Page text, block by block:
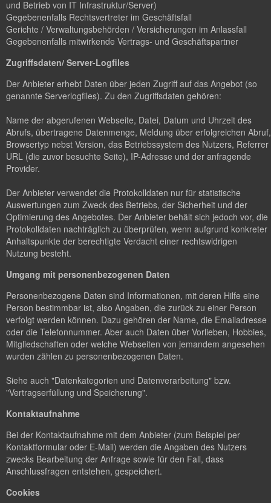
und Betrieb von IT Infrastruktur/Server)
Gegebenenfalls Rechtsvertreter im Geschäftsfall
Gerichte / Verwaltungsbehörden / Versicherungen im Anlassfall
Gegebenenfalls mitwirkende Vertrags- und Geschäftspartner
Zugriffsdaten/ Server-Logfiles
Der Anbieter erhebt Daten über jeden Zugriff auf das Angebot (so
genannte Serverlogfiles). Zu den Zugriffsdaten gehören:
Name der abgerufenen Webseite, Datei, Datum und Uhrzeit des
Abrufs, übertragene Datenmenge, Meldung über erfolgreichen Abruf,
Browsertyp nebst Version, das Betriebssystem des Nutzers, Referrer
URL (die zuvor besuchte Seite), IP-Adresse und der anfragende
Provider.
Der Anbieter verwendet die Protokolldaten nur für statistische
Auswertungen zum Zweck des Betriebs, der Sicherheit und der
Optimierung des Angebotes. Der Anbieter behält sich jedoch vor, die
Protokolldaten nachträglich zu überprüfen, wenn aufgrund konkreter
Anhaltspunkte der berechtigte Verdacht einer rechtswidrigen
Nutzung besteht.
Umgang mit personenbezogenen Daten
Personenbezogene Daten sind Informationen, mit deren Hilfe eine
Person bestimmbar ist, also Angaben, die zurück zu einer Person
verfolgt werden können. Dazu gehören der Name, die Emailadresse
oder die Telefonnummer. Aber auch Daten über Vorlieben, Hobbies,
Mitgliedschaften oder welche Webseiten von jemandem angesehen
wurden zählen zu personenbezogenen Daten.
Siehe auch "Datenkategorien und Datenverarbeitung" bzw.
"Vertragserfüllung und Speicherung".
Kontaktaufnahme
Bei der Kontaktaufnahme mit dem Anbieter (zum Beispiel per
Kontaktformular oder E-Mail) werden die Angaben des Nutzers
zwecks Bearbeitung der Anfrage sowie für den Fall, dass
Anschlussfragen entstehen, gespeichert.
Cookies